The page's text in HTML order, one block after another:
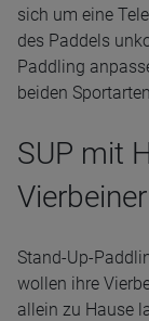
sich um eine
des Paddels
Paddling
beiden
SUP mit
Vierbeiner
Stand-Up-
wollen ihre
allein zu Hause